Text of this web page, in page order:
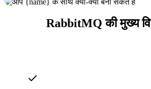
RabbitMQ की मुख्य